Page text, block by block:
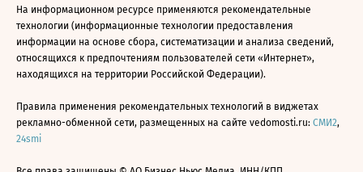
На информационном ресурсе применяются рекомендательные
технологии (информационные технологии предоставления
информации на основе сбора, систематизации и анализа сведений,
относящихся к предпочтениям пользователей сети «Интернет»,
находящихся на территории Российской Федерации).
Правила применения рекомендательных технологий в виджетах
рекламно-обменной сети, размещенных на сайте vedomosti.ru: СМИ2,
24smi